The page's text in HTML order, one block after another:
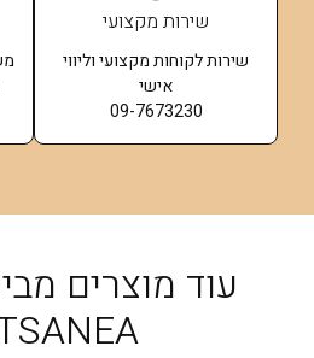
שירות מקצועי
שירות לקוחות מקצועי וליווי
אישי
09-7673230
עוד מוצרים